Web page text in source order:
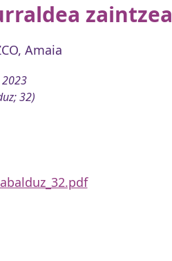
zaintzea
Amaia
32)